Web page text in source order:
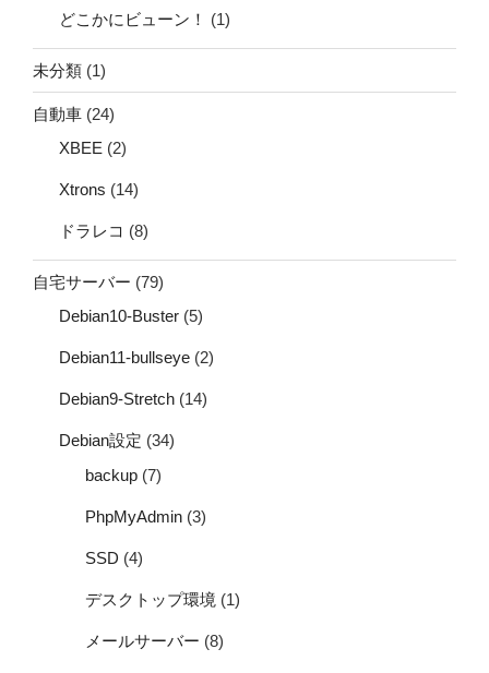
どこかにビューン！ (1)
未分類 (1)
自動車 (24)
XBEE (2)
Xtrons (14)
ドラレコ (8)
自宅サーバー (79)
Debian10-Buster (5)
Debian11-bullseye (2)
Debian9-Stretch (14)
Debian設定 (34)
backup (7)
PhpMyAdmin (3)
SSD (4)
デスクトップ環境 (1)
メールサーバー (8)